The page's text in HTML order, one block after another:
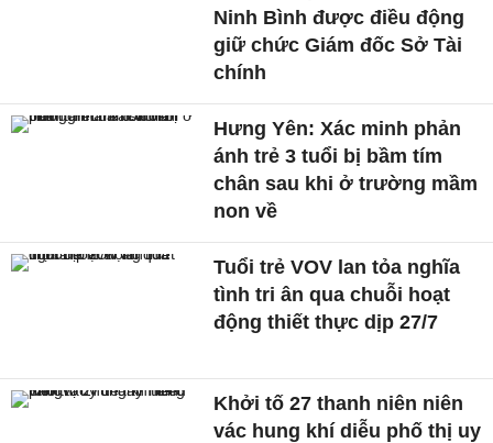
Ninh Bình được điều động
giữ chức Giám đốc Sở Tài
chính
Hưng Yên: Xác minh phản
ánh trẻ 3 tuổi bị bầm tím
chân sau khi ở trường mầm
non về
Tuổi trẻ VOV lan tỏa nghĩa
tình tri ân qua chuỗi hoạt
động thiết thực dịp 27/7
Khởi tố 27 thanh niên niên
vác hung khí diễu phố thị uy